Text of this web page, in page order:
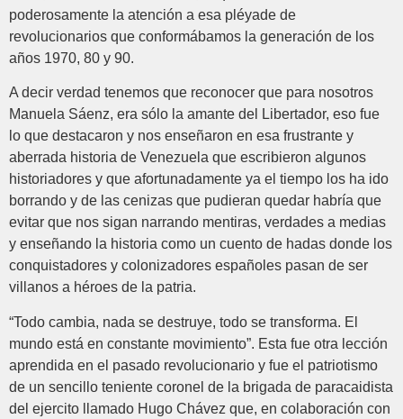
poderosamente la atención a esa pléyade de
revolucionarios que conformábamos la generación de los
años 1970, 80 y 90.
A decir verdad tenemos que reconocer que para nosotros
Manuela Sáenz, era sólo la amante del Libertador, eso fue
lo que destacaron y nos enseñaron en esa frustrante y
aberrada historia de Venezuela que escribieron algunos
historiadores y que afortunadamente ya el tiempo los ha ido
borrando y de las cenizas que pudieran quedar habría que
evitar que nos sigan narrando mentiras, verdades a medias
y enseñando la historia como un cuento de hadas donde los
conquistadores y colonizadores españoles pasan de ser
villanos a héroes de la patria.
“Todo cambia, nada se destruye, todo se transforma. El
mundo está en constante movimiento”. Esta fue otra lección
aprendida en el pasado revolucionario y fue el patriotismo
de un sencillo teniente coronel de la brigada de paracaidista
del ejercito llamado Hugo Chávez que, en colaboración con